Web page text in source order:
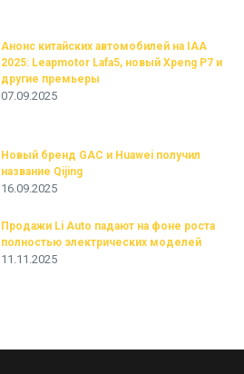
Анонс китайских автомобилей на IAA
2025: Leapmotor Lafa5, новый Xpeng P7 и
другие премьеры
07.09.2025
Новый бренд GAC и Huawei получил
название Qijing
16.09.2025
Продажи Li Auto падают на фоне роста
полностью электрических моделей
11.11.2025